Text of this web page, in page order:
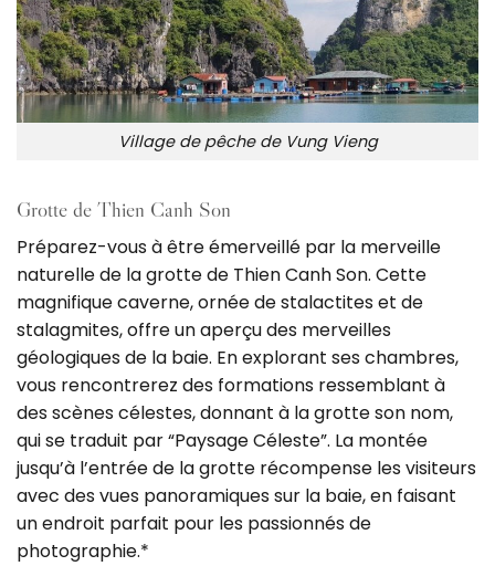
Village de pêche de Vung Vieng
Grotte de Thien Canh Son
Préparez-vous à être émerveillé par la merveille
naturelle de la grotte de Thien Canh Son. Cette
magnifique caverne, ornée de stalactites et de
stalagmites, offre un aperçu des merveilles
géologiques de la baie. En explorant ses chambres,
vous rencontrerez des formations ressemblant à
des scènes célestes, donnant à la grotte son nom,
qui se traduit par “Paysage Céleste”. La montée
jusqu’à l’entrée de la grotte récompense les visiteurs
avec des vues panoramiques sur la baie, en faisant
un endroit parfait pour les passionnés de
photographie.*